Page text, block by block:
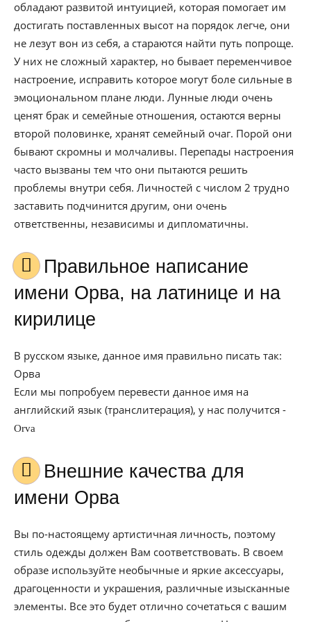
обладают развитой интуицией, которая помогает им
достигать поставленных высот на порядок легче, они
не лезут вон из себя, а стараются найти путь попроще.
У них не сложный характер, но бывает переменчивое
настроение, исправить которое могут боле сильные в
эмоциональном плане люди. Лунные люди очень
ценят брак и семейные отношения, остаются верны
второй половинке, хранят семейный очаг. Порой они
бывают скромны и молчаливы. Перепады настроения
часто вызваны тем что они пытаются решить
проблемы внутри себя. Личностей с числом 2 трудно
заставить подчинится другим, они очень
ответственны, независимы и дипломатичны.
Правильное написание
имени Орва, на латинице и на
кирилице
В русском языке, данное имя правильно писать так:
Орва
Если мы попробуем перевести данное имя на
английский язык (транслитерация), у нас получится -
Orva
Внешние качества для
имени Орва
Вы по-настоящему артистичная личность, поэтому
стиль одежды должен Вам соответствовать. В своем
образе используйте необычные и яркие аксессуары,
драгоценности и украшения, различные изысканные
элементы. Все это будет отлично сочетаться с вашим